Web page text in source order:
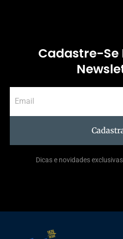
Cadastre-Se
Dicas e novidades